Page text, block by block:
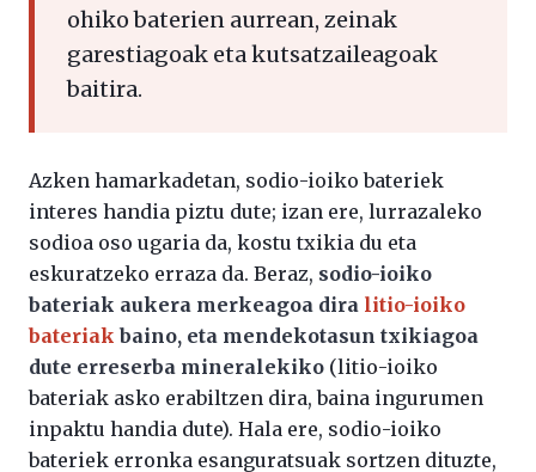
ohiko baterien aurrean, zeinak
garestiagoak eta kutsatzaileagoak
baitira.
Azken hamarkadetan, sodio-ioiko bateriek
interes handia piztu dute; izan ere, lurrazaleko
sodioa oso ugaria da, kostu txikia du eta
eskuratzeko erraza da. Beraz, sodio-ioiko
bateriak aukera merkeagoa dira litio-ioiko
bateriak baino, eta mendekotasun txikiagoa
dute erreserba mineralekiko (litio-ioiko
bateriak asko erabiltzen dira, baina ingurumen
inpaktu handia dute). Hala ere, sodio-ioiko
bateriek erronka esanguratsuak sortzen dituzte,